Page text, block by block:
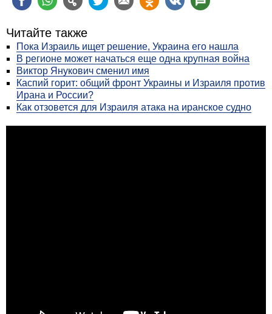
Читайте также
Пока Израиль ищет решение, Украина его нашла
В регионе может начаться еще одна крупная война
Виктор Янукович сменил имя
Каспий горит: общий фронт Украины и Израиля против
Ирана и России?
Как отзовется для Израиля атака на иранское судно